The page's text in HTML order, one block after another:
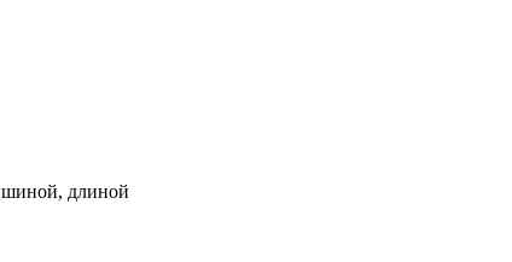
шиной, длиной